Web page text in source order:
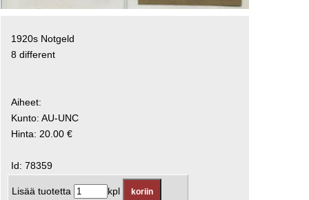
1920s Notgeld
8 different
Aiheet:
Kunto: AU-UNC
Hinta: 20.00 €
Id: 78359
Lisää tuotetta kpl